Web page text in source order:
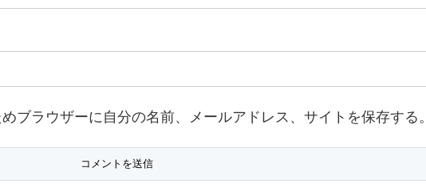
ブラウザーに自分の名前、メールアドレス、サイトを保存する。